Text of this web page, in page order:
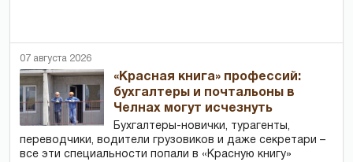
07 августа 2026
«Красная книга» профессий:
бухгалтеры и почтальоны в
Челнах могут исчезнуть
Бухгалтеры-новички, тур­агенты,
переводчики, водители грузовиков и даже секретари –
все эти специальности попали в «Красную книгу»